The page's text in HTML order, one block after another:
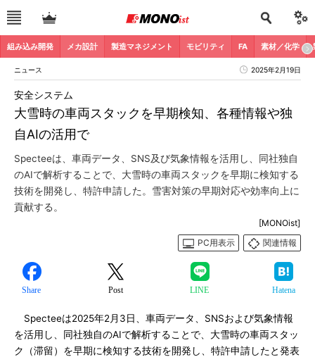
組み込み開発 メカ設計 製造マネジメント モビリティ FA 素材／化学
ニュース 2025年2月19日
大雪時の車両スタックを早期検知、各種情報や独
自AIの活用で
安全システム
Specteeは、車両データ、SNS及び気象情報を活用し、同社独自
のAIで解析することで、大雪時の車両スタックを早期に検知する
技術を開発し、特許申請した。雪害対策の早期対応や効率向上に
貢献する。
[MONOist]
PC用表示
関連情報
Share Post LINE Hatena
Specteeは2025年2月3日、車両データ、SNSおよび気象情報
を活用し、同社独自のAIで解析することで、大雪時の車両スタッ
ク（滞留）を早期に検知する技術を開発し、特許申請したと発表